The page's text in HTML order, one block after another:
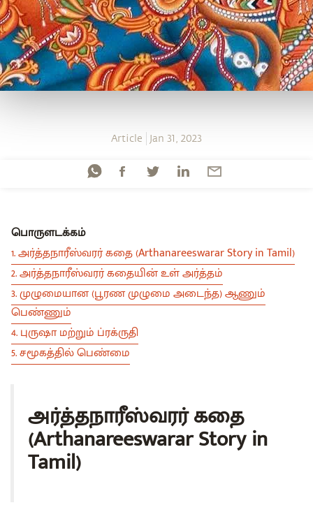
Article Jan 31, 2023
பொருளடக்கம்
1. அர்த்தநாரீஸ்வரர் கதை (Arthanareeswarar Story in Tamil)
2. அர்த்தநாரீஸ்வரர் கதையின் உள் அர்த்தம்
3. முழுமையான (பூரண முழுமை அடைந்த) ஆணும்
பெண்ணும்
4. புருஷா மற்றும் ப்ரக்ருதி
5. சமூகத்தில் பெண்மை
அர்த்தநாரீஸ்வரர் கதை
(Arthanareeswarar Story in
Tamil)